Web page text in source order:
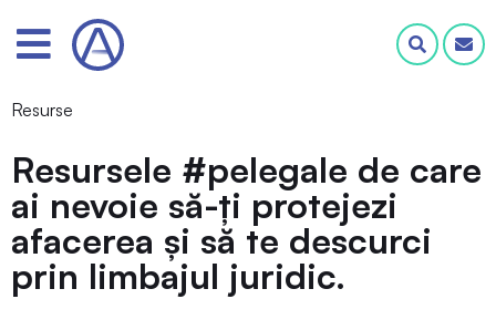
Resurse
Resursele #pelegale de care
ai nevoie să-ți protejezi
afacerea și să te descurci
prin limbajul juridic.